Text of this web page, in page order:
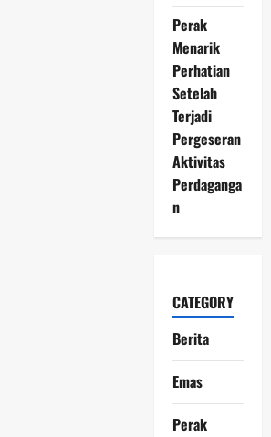
Perak
Menarik
Perhatian
Setelah
Terjadi
Pergeseran
Aktivitas
Perdaganga
n
CATEGORY
Berita
Emas
Perak